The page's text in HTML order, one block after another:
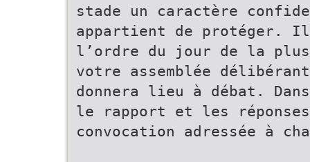
stade un caractère
appartient de protéger.
l’ordre du jour de la plus
votre assemblée
donnera lieu à débat.
le rapport et les
convocation adressée à